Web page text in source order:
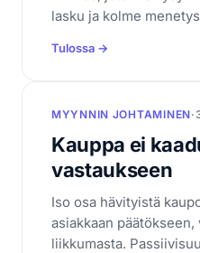
lasku ja kolme
Tulossa →
MYYNNIN JOHTAMINEN·
Kauppa ei
vastaukseen
Iso osa hävityistä
asiakkaan päätökseen,
liikkumasta.